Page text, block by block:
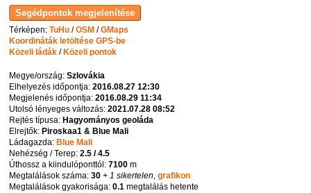
Térképen:TuHu /OSM /GMaps
Koordináták letöltése GPS-be
Közeli ládák / Közeli pontok
Megye/ország:Szlovákia
Elhelyezés időpontja:2016.08.27 12:30
Megjelenés időpontja:2016.08.29 11:34
Utolsó lényeges változás:2021.07.28 08:52
Rejtés típusa: Hagyományos geoláda
Elrejtők: Piroskaa1 & Blue Mali
Ládagazda: Blue Mali
Nehézség / Terep:2.5 / 4.5
Úthossz a kiindulóponttól:7100 m
Megtalálások száma:30 + 1 sikertelen,grafikon
Megtalálások gyakorisága:0.1 megtalálás hetente